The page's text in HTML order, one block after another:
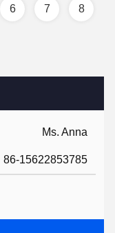
Ms. Anna
86-15622853785
6 7 8